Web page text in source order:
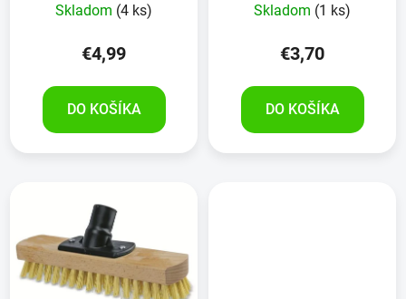
Skladom (4 ks)
€4,99
DO KOŠÍKA
Skladom (1 ks)
€3,70
DO KOŠÍKA